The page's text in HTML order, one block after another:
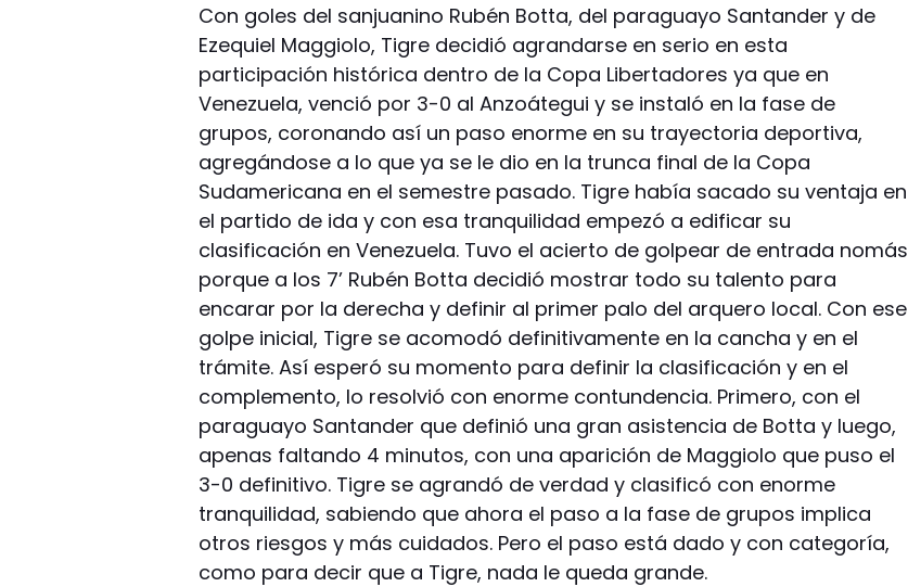
Con goles del sanjuanino Rubén Botta, del paraguayo Santander y de
Ezequiel Maggiolo, Tigre decidió agrandarse en serio en esta
participación histórica dentro de la Copa Libertadores ya que en
Venezuela, venció por 3-0 al Anzoátegui y se instaló en la fase de
grupos, coronando así un paso enorme en su trayectoria deportiva,
agregándose a lo que ya se le dio en la trunca final de la Copa
Sudamericana en el semestre pasado. Tigre había sacado su ventaja en
el partido de ida y con esa tranquilidad empezó a edificar su
clasificación en Venezuela. Tuvo el acierto de golpear de entrada nomás
porque a los 7’ Rubén Botta decidió mostrar todo su talento para
encarar por la derecha y definir al primer palo del arquero local. Con ese
golpe inicial, Tigre se acomodó definitivamente en la cancha y en el
trámite. Así esperó su momento para definir la clasificación y en el
complemento, lo resolvió con enorme contundencia. Primero, con el
paraguayo Santander que definió una gran asistencia de Botta y luego,
apenas faltando 4 minutos, con una aparición de Maggiolo que puso el
3-0 definitivo. Tigre se agrandó de verdad y clasificó con enorme
tranquilidad, sabiendo que ahora el paso a la fase de grupos implica
otros riesgos y más cuidados. Pero el paso está dado y con categoría,
como para decir que a Tigre, nada le queda grande.